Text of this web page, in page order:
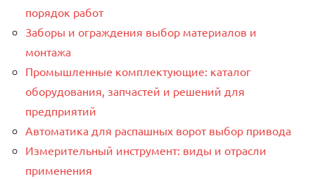
порядок работ
Заборы и ограждения выбор материалов и
монтажа
Промышленные комплектующие: каталог
оборудования, запчастей и решений для
предприятий
Автоматика для распашных ворот выбор привода
Измерительный инструмент: виды и отрасли
применения